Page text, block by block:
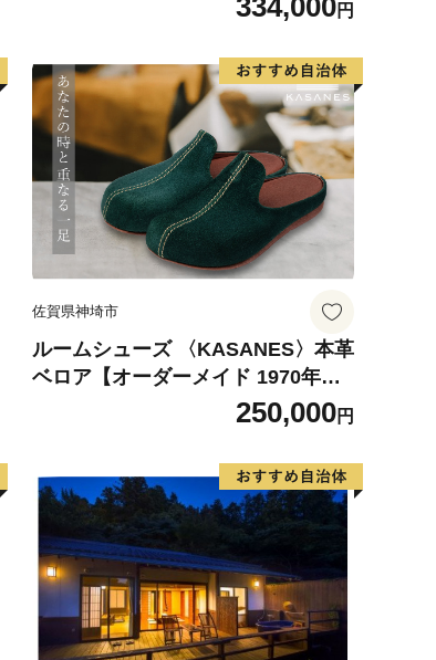
334,000円
佐賀県神埼市
ルームシューズ 〈KASANES〉本革
ベロア【オーダーメイド 1970年創
業 革靴専門 世界でひとつ 手作り】
250,000円